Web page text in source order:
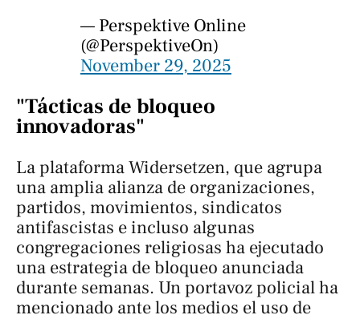
— Perspektive Online
(@PerspektiveOn)
November 29, 2025
"Tácticas de bloqueo
innovadoras"
La plataformaWidersetzen, que agrupa
una amplia alianza de organizaciones,
partidos, movimientos, sindicatos
antifascistas e incluso algunas
congregaciones religiosas ha ejecutado
una estrategia de bloqueo anunciada
durante semanas. Un portavoz policial ha
mencionado ante los medios el uso de